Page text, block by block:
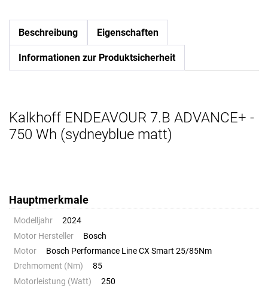
Beschreibung Eigenschaften
Informationen zur Produktsicherheit
Kalkhoff ENDEAVOUR 7.B ADVANCE+ -
750 Wh (sydneyblue matt)
Hauptmerkmale
Modelljahr
2024
Motor Hersteller
Bosch
Motor
Bosch Performance Line CX Smart 25/85Nm
Drehmoment (Nm)
85
Motorleistung (Watt)
250